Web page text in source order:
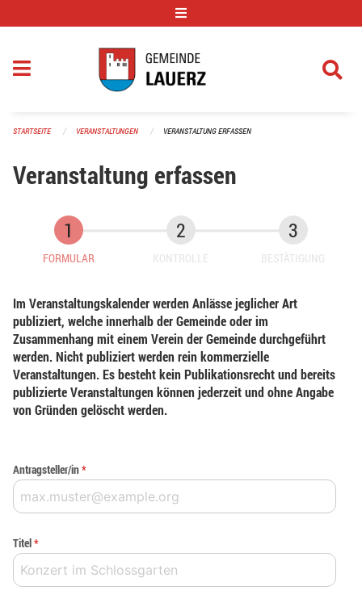
STARTSEITE VERANSTALTUNGEN VERANSTALTUNG ERFASSEN
Veranstaltung erfassen
FORMULAR KONTROLLE BESTÄTIGUNG
Im Veranstaltungskalender werden Anlässe jeglicher Art
publiziert, welche innerhalb der Gemeinde oder im
Zusammenhang mit einem Verein der Gemeinde durchgeführt
werden. Nicht publiziert werden rein kommerzielle
Veranstaltungen. Es besteht kein Publikationsrecht und bereits
publizierte Veranstaltungen können jederzeit und ohne Angabe
von Gründen gelöscht werden.
Antragsteller/in*
Titel*